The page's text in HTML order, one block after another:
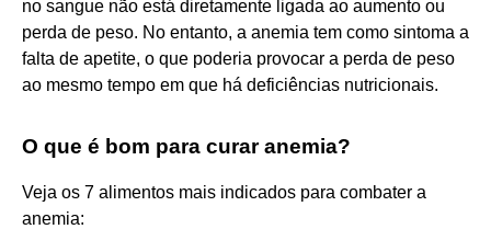
no sangue não está diretamente ligada ao aumento ou
perda de peso. No entanto, a anemia tem como sintoma a
falta de apetite, o que poderia provocar a perda de peso
ao mesmo tempo em que há deficiências nutricionais.
O que é bom para curar anemia?
Veja os 7 alimentos mais indicados para combater a
anemia: